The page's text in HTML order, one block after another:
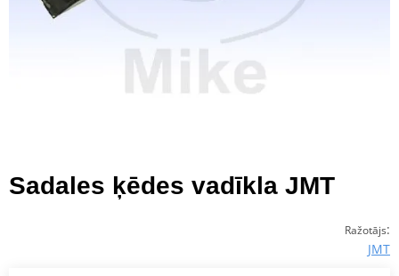
Sadales ķēdes vadīkla JMT
Ražotājs:
JMT